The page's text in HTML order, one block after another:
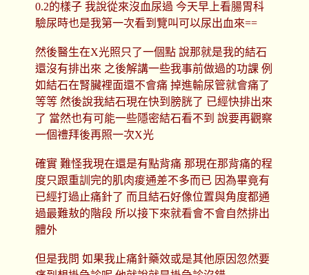
0.2的樣子 我說從來沒血尿過 今天早上看腸胃科
驗尿時也是我第一次看到覽叫可以尿出血來==
然後醫生在X光照只了一個點 說那就是我的結石
還沒有排出來 之後解講一些我事前做過的功課 例
如結石在腎臟裡面還不會痛 掉進輸尿管就會痛了
等等 然後說我結石現在快到膀胱了 已經快排出來
了 當然也有可能一些隱密結石看不到 說要再觀察
一個禮拜後再照一次X光
確實 難怪我現在還是有點背痛 那現在那背痛的程
度只跟重訓完的肌肉痠通差不多而已 因為畢竟有
已經打過止痛針了 而且結石好像位置與角度都通
過最難敖的階段 所以接下來就看會不會自然排出
體外
但是我問 如果我止痛針藥效或是其他原因忽然要